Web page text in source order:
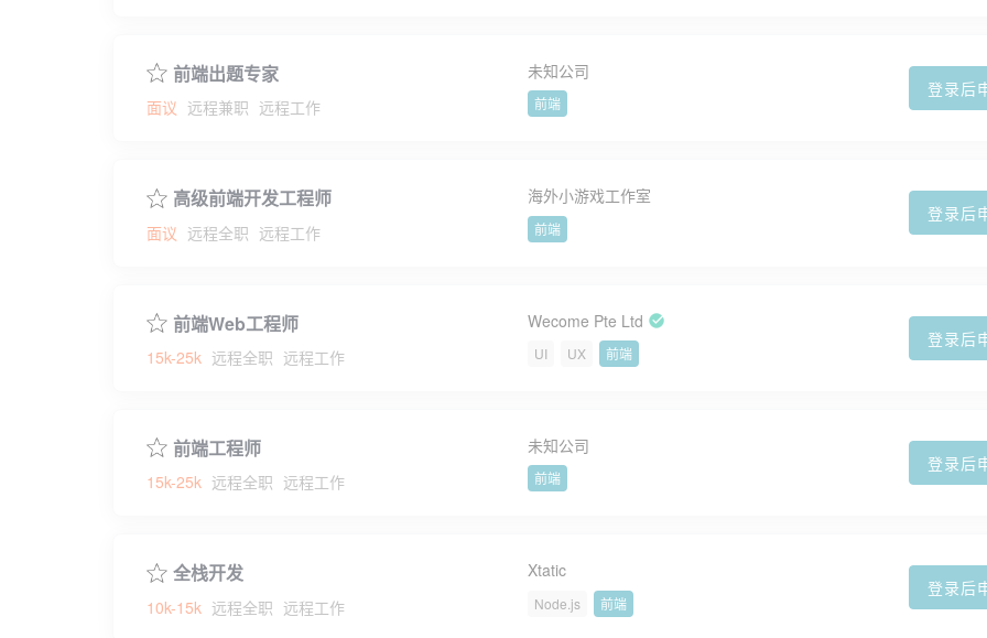
前端出题专家
面议 远程兼职 远程工作
未知公司
前端
登录后
高级前端开发工程师
面议 远程全职 远程工作
海外小游戏工作室
前端
登录后
前端Web工程师
15k-25k 远程全职 远程工作
Wecome Pte Ltd
UI UX 前端
登录后
前端工程师
15k-25k 远程全职 远程工作
未知公司
前端
登录后
全栈开发
10k-15k 远程全职 远程工作
Xtatic
Node.js 前端
登录后